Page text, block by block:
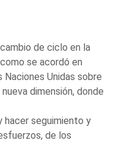
de ciclo en la
se acordó en
Naciones Unidas sobre
dimensión, donde
seguimiento y
de los